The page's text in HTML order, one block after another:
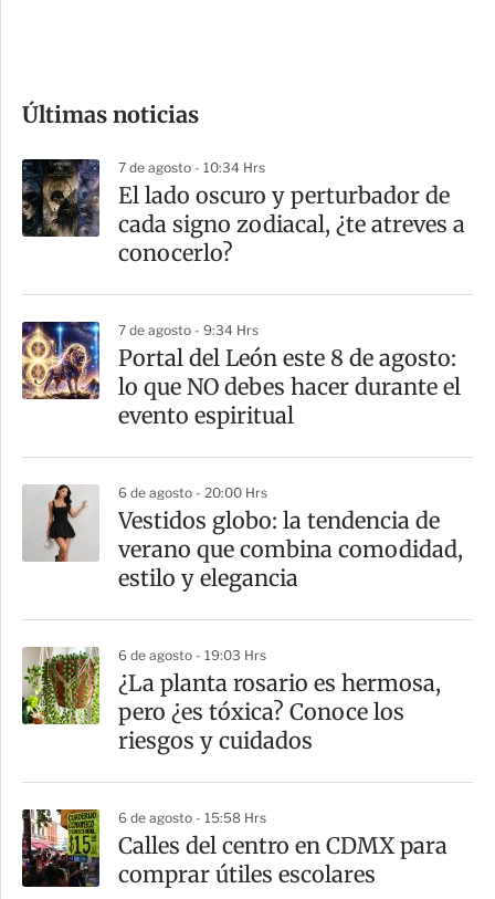
m
a
r
t
Últimas noticias
7 de agosto - 10:34 Hrs
El lado oscuro y perturbador de
cada signo zodiacal, ¿te atreves a
conocerlo?
7 de agosto - 9:34 Hrs
Portal del León este 8 de agosto:
lo que NO debes hacer durante el
evento espiritual
6 de agosto - 20:00 Hrs
Vestidos globo: la tendencia de
verano que combina comodidad,
estilo y elegancia
6 de agosto - 19:03 Hrs
¿La planta rosario es hermosa,
pero ¿es tóxica? Conoce los
riesgos y cuidados
6 de agosto - 15:58 Hrs
Calles del centro en CDMX para
comprar útiles escolares